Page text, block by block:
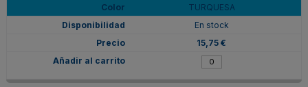
TURQUESA
En stock
15,75 €